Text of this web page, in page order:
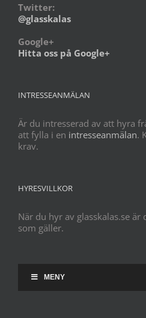
Twitter:
@glasskalas
Google+
Hitta oss på Google+
INTRESSEANMÄLAN
Är du intresserad av att hyra
att fylla i en intresseanmälan.
krav.
HYRESVILLKOR
När du hyr av glasskalas.se är
som gäller.
MENY